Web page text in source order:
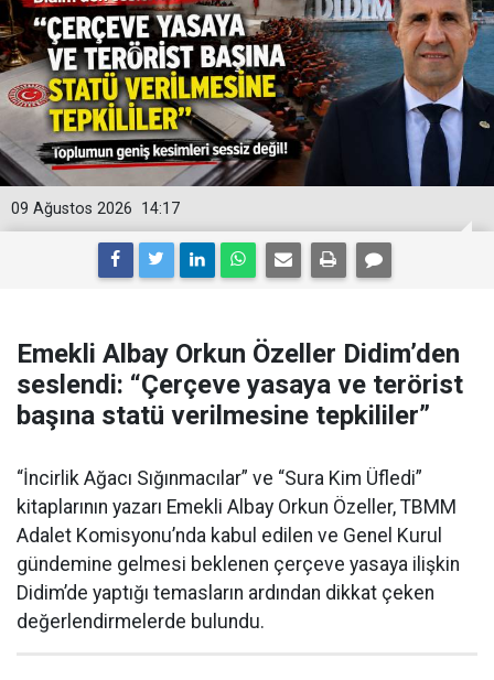
14:17
09 Ağustos 2026
Emekli Albay Orkun Özeller Didim’den
seslendi: “Çerçeve yasaya ve terörist
başına statü verilmesine tepkililer”
“İncirlik Ağacı Sığınmacılar” ve “Sura Kim Üfledi”
kitaplarının yazarı Emekli Albay Orkun Özeller, TBMM
Adalet Komisyonu’nda kabul edilen ve Genel Kurul
gündemine gelmesi beklenen çerçeve yasaya ilişkin
Didim’de yaptığı temasların ardından dikkat çeken
değerlendirmelerde bulundu.